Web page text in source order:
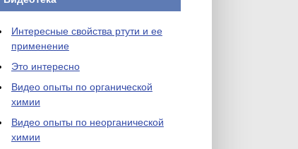
Интересные свойства ртути и ее
применение
Это интересно
Видео опыты по органической
химии
Видео опыты по неорганической
химии